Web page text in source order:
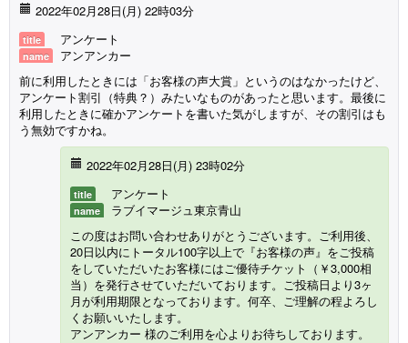
2022年02月28日(月) 22時03分
title アンケート
name
アンアンカー
前に利用したときには「お客様の声大賞」というのはなかったけど、
アンケート割引（特典？）みたいなものがあったと思います。最後に
利用したときに確かアンケートを書いた気がしますが、その割引はも
う無効ですかね。
2022年02月28日(月) 23時02分
title アンケート
name
ラブイマージュ東京青山
この度はお問い合わせありがとうございます。ご利用後、
20日以内にトータル100字以上で『お客様の声』をご投稿
をしていただいたお客様にはご優待チケット（￥3,000相
当）を発行させていただいております。ご投稿日より3ヶ
月が利用期限となっております。何卒、ご理解の程よろし
くお願いいたします。
アンアンカー 様のご利用を心よりお待ちしております。